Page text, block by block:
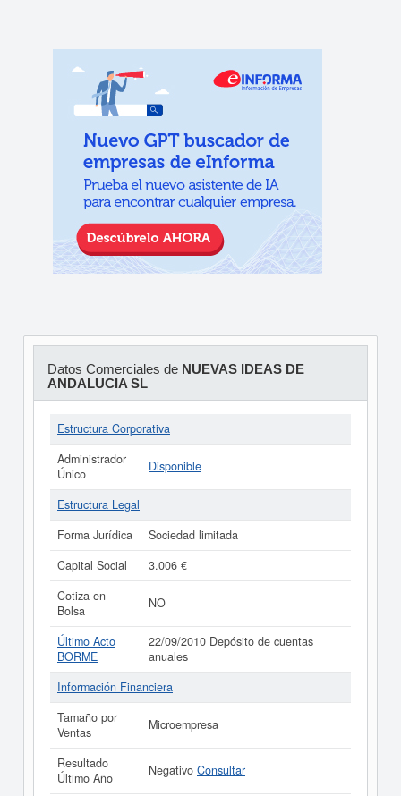
Datos Comerciales de NUEVAS IDEAS DE
ANDALUCIA SL
Estructura Corporativa
Administrador
Único
Disponible
Estructura Legal
Forma Jurídica
Sociedad limitada
Capital Social
3.006 €
Cotiza en
Bolsa
NO
Último Acto
BORME
22/09/2010 Depósito de cuentas
anuales
Información Financiera
Tamaño por
Ventas
Microempresa
Resultado
Último Año
Negativo Consultar